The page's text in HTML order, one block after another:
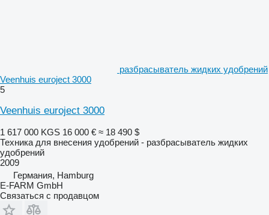
разбрасыватель жидких удобрений
Veenhuis euroject 3000
5
Veenhuis euroject 3000
1 617 000 KGS 16 000 € ≈ 18 490 $
Техника для внесения удобрений - разбрасыватель жидких
удобрений
2009
Германия, Hamburg
E-FARM GmbH
Связаться с продавцом